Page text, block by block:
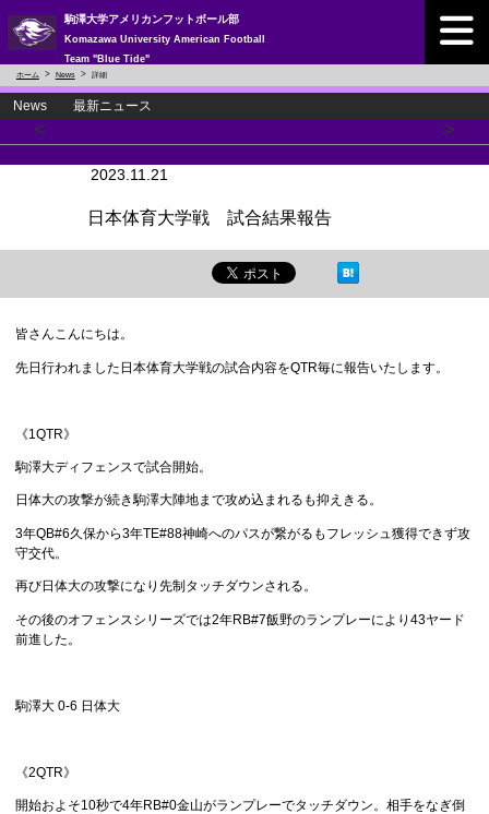
駒澤大学アメリカンフットボール部
Komazawa University American Football
Team "Blue Tide"
ホーム News 詳細
News 最新ニュース
< >
2023.11.21
日本体育大学戦 試合結果報告
皆さんこんにちは。
先日行われました日本体育大学戦の試合内容をQTR毎に報告いたします。
《1QTR》
駒澤大ディフェンスで試合開始。
日体大の攻撃が続き駒澤大陣地まで攻め込まれるも抑えきる。
3年QB#6久保から3年TE#88神崎へのパスが繋がるもフレッシュ獲得できず攻
守交代。
再び日体大の攻撃になり先制タッチダウンされる。
その後のオフェンスシリーズでは2年RB#7飯野のランプレーにより43ヤード
前進した。
駒澤大 0-6 日体大
《2QTR》
開始およそ10秒で4年RB#0金山がランプレーでタッチダウン。相手をなぎ倒